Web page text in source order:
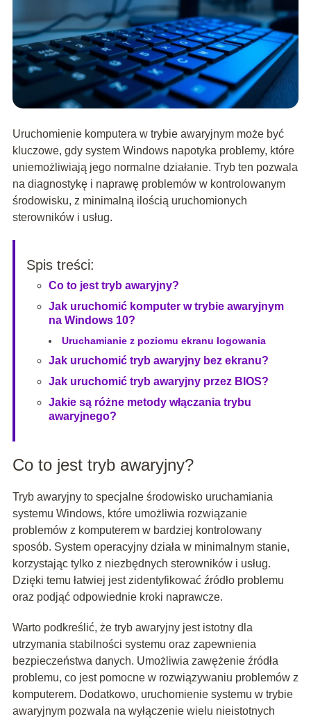
Uruchomienie komputera w trybie awaryjnym może być
kluczowe, gdy system Windows napotyka problemy, które
uniemożliwiają jego normalne działanie. Tryb ten pozwala
na diagnostykę i naprawę problemów w kontrolowanym
środowisku, z minimalną ilością uruchomionych
sterowników i usług.
Spis treści:
Co to jest tryb awaryjny?
Jak uruchomić komputer w trybie awaryjnym
na Windows 10?
Uruchamianie z poziomu ekranu logowania
Jak uruchomić tryb awaryjny bez ekranu?
Jak uruchomić tryb awaryjny przez BIOS?
Jakie są różne metody włączania trybu
awaryjnego?
Co to jest tryb awaryjny?
Tryb awaryjny to specjalne środowisko uruchamiania
systemu Windows, które umożliwia rozwiązanie
problemów z komputerem w bardziej kontrolowany
sposób. System operacyjny działa w minimalnym stanie,
korzystając tylko z niezbędnych sterowników i usług.
Dzięki temu łatwiej jest zidentyfikować źródło problemu
oraz podjąć odpowiednie kroki naprawcze.
Warto podkreślić, że tryb awaryjny jest istotny dla
utrzymania stabilności systemu oraz zapewnienia
bezpieczeństwa danych. Umożliwia zawężenie źródła
problemu, co jest pomocne w rozwiązywaniu problemów z
komputerem. Dodatkowo, uruchomienie systemu w trybie
awaryjnym pozwala na wyłączenie wielu nieistotnych